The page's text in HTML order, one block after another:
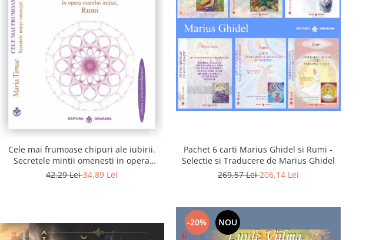
Cele mai frumoase chipuri ale iubirii.
Secretele mintii omenesti in opera
marelui initiat, Rumi
42,29 Lei34,89 Lei
Pachet 6 carti Marius Ghidel si Rumi -
Selectie si Traducere de Marius Ghidel
269,57 Lei206,14 Lei
-20% NOU